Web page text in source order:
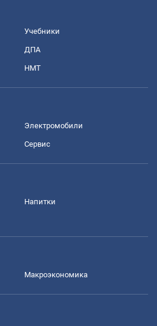
Учебники
ДПА
НМТ
Электромобили
Сервис
Напитки
Mакроэкономика